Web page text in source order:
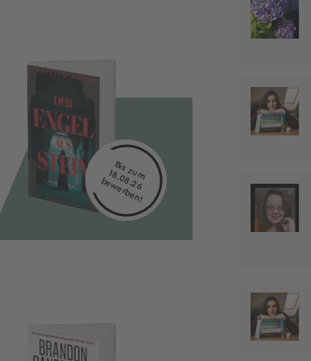
B
is
z
u
m
18.0
8
.2
6
b
e
w
e
rb
e
n
!